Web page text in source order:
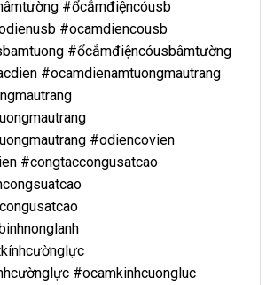
#ổcắmđiệncóusb
#ocamdiencousb
#ổcắmđiệncóusbâmtường
#ocamdienamtuongmautrang
#odiencovien
#congtaccongusatcao
#ocamkinhcuongluc